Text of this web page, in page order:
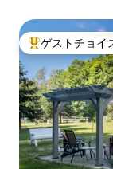
大好評のゲスト
ゲストチョイ